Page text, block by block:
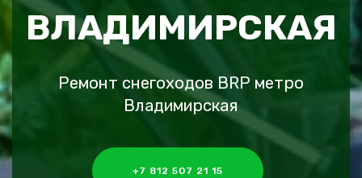
ВЛАДИМИРСКАЯ
Ремонт снегоходов BRP метро
Владимирская
+7 812 507 21 15